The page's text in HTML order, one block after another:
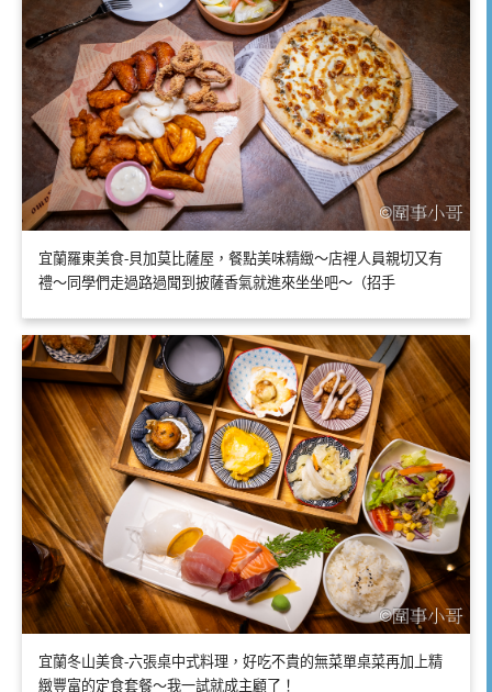
宜蘭羅東美食-貝加莫比薩屋，餐點美味精緻～店裡人員親切又有
禮～同學們走過路過聞到披薩香氣就進來坐坐吧～（招手
宜蘭冬山美食-六張桌中式料理，好吃不貴的無菜單桌菜再加上精
緻豐富的定食套餐～我一試就成主顧了！